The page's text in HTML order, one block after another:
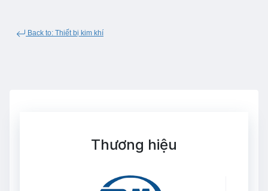
Back to: Thiết bị kim khí
Thương hiệu